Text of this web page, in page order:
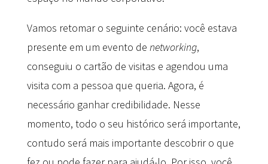
Vamos retomar o seguinte cenário: você estava
presente em um evento de networking,
conseguiu o cartão de visitas e agendou uma
visita com a pessoa que queria. Agora, é
necessário ganhar credibilidade. Nesse
momento, todo o seu histórico será importante,
contudo será mais importante descobrir o que